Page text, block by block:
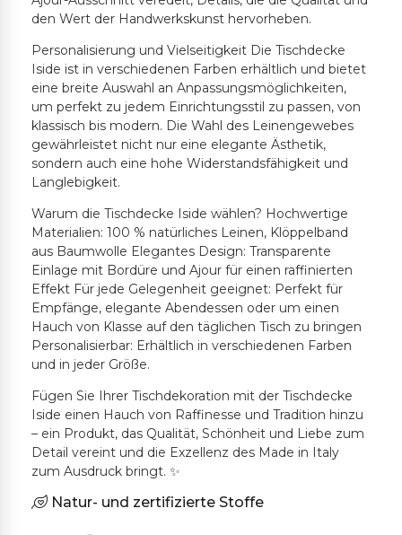
den Wert der Handwerkskunst hervorheben.
Personalisierung und Vielseitigkeit Die Tischdecke
Iside ist in verschiedenen Farben erhältlich und bietet
eine breite Auswahl an Anpassungsmöglichkeiten,
um perfekt zu jedem Einrichtungsstil zu passen, von
klassisch bis modern. Die Wahl des Leinengewebes
gewährleistet nicht nur eine elegante Ästhetik,
sondern auch eine hohe Widerstandsfähigkeit und
Langlebigkeit.
Warum die Tischdecke Iside wählen? Hochwertige
Materialien: 100 % natürliches Leinen, Klöppelband
aus Baumwolle Elegantes Design: Transparente
Einlage mit Bordüre und Ajour für einen raffinierten
Effekt Für jede Gelegenheit geeignet: Perfekt für
Empfänge, elegante Abendessen oder um einen
Hauch von Klasse auf den täglichen Tisch zu bringen
Personalisierbar: Erhältlich in verschiedenen Farben
und in jeder Größe.
Fügen Sie Ihrer Tischdekoration mit der Tischdecke
Iside einen Hauch von Raffinesse und Tradition hinzu
– ein Produkt, das Qualität, Schönheit und Liebe zum
Detail vereint und die Exzellenz des Made in Italy
zum Ausdruck bringt. ✨
Natur- und zertifizierte Stoffe